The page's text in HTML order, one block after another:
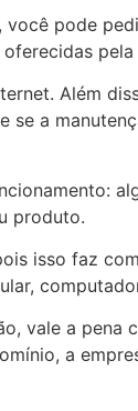
pode
Além
a
produto.
isso faz
vale a pena
a